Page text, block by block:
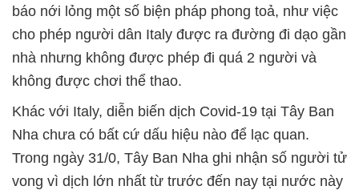
báo nới lỏng một số biện pháp phong toả, như việc
cho phép người dân Italy được ra đường đi dạo gần
nhà nhưng không được phép đi quá 2 người và
không được chơi thể thao.
Khác với Italy, diễn biến dịch Covid-19 tại Tây Ban
Nha chưa có bất cứ dấu hiệu nào để lạc quan.
Trong ngày 31/0, Tây Ban Nha ghi nhận số người tử
vong vì dịch lớn nhất từ trước đến nay tại nước này